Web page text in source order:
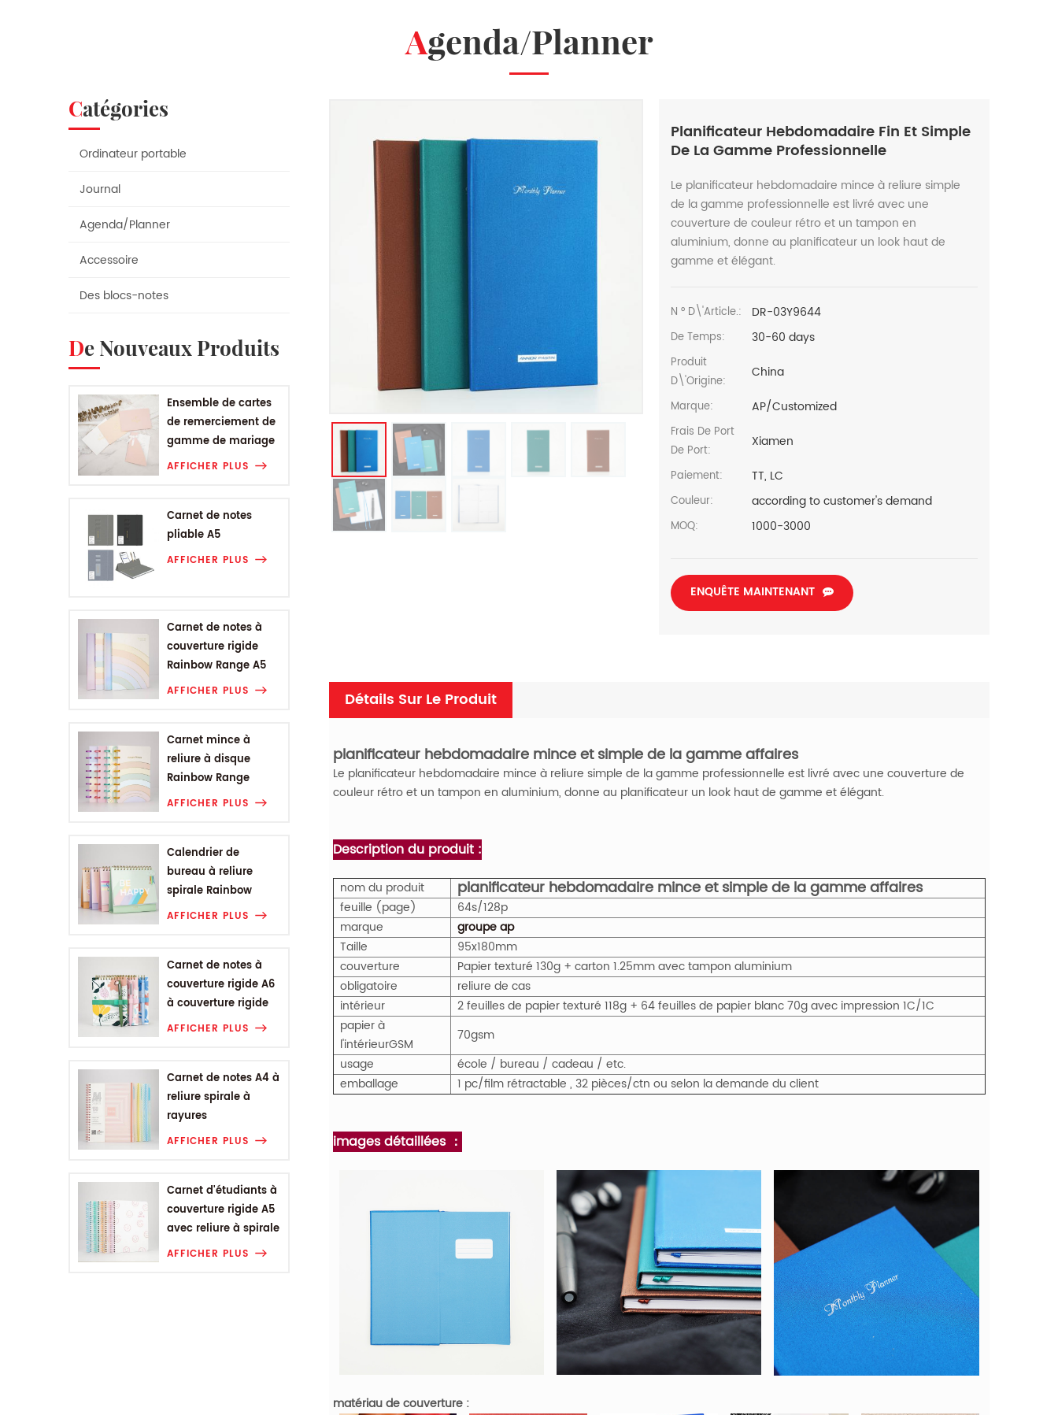
Agenda/Planner
Catégories
Ordinateur portable
Journal
Agenda/Planner
Accessoire
Des blocs-notes
De Nouveaux Produits
Ensemble de cartes
de remerciement de
gamme de mariage
AFFICHER PLUS
Carnet de notes
pliable A5
AFFICHER PLUS
Carnet de notes à
couverture rigide
Rainbow Range A5
AFFICHER PLUS
Carnet mince à
reliure à disque
Rainbow Range
AFFICHER PLUS
Calendrier de
bureau à reliure
spirale Rainbow
Range
AFFICHER PLUS
Carnet de notes à
couverture rigide A6
à couverture rigide
de la gamme de
AFFICHER PLUS
Carnet de notes A4 à
reliure spirale à
rayures
géométriques
AFFICHER PLUS
Carnet d'étudiants à
couverture rigide A5
avec reliure à spirale
Smiling Range
AFFICHER PLUS
Planificateur Hebdomadaire Fin Et Simple
De La Gamme Professionnelle
Le planificateur hebdomadaire mince à reliure simple
de la gamme professionnelle est livré avec une
couverture de couleur rétro et un tampon en
aluminium, donne au planificateur un look haut de
gamme et élégant.
N ° D\'article.: DR-03Y9644
De Temps: 30-60 days
Produit
D\'Origine:
China
Marque: AP/Customized
Frais De Port
De Port:
Xiamen
Paiement: TT, LC
Couleur: according to customer's demand
MOQ: 1000-3000
ENQUÊTE MAINTENANT
Détails Sur Le Produit
planificateur hebdomadaire mince et simple de la gamme affaires
Le planificateur hebdomadaire mince à reliure simple de la gamme professionnelle est livré avec une couverture de
couleur rétro et un tampon en aluminium, donne au planificateur un look haut de gamme et élégant.
Description du produit :
nom du produit planificateur hebdomadaire mince et simple de la gamme affaires
feuille (page)
64s/128p
marque
groupe ap
Taille
95x180mm
couverture
Papier texturé 130g + carton 1.25mm avec tampon aluminium
obligatoire
reliure de cas
intérieur
2 feuilles de papier texturé 118g + 64 feuilles de papier blanc 70g avec impression 1C/1C
papier à
l'intérieurGSM
70gsm
usage
école / bureau / cadeau / etc.
emballage
1 pc/film rétractable , 32 pièces/ctn ou selon la demande du client
images détaillées ：
matériau de couverture :